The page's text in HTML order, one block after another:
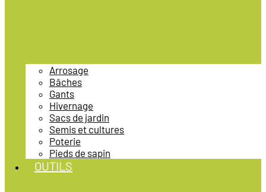
Arrosage
Bâches
Gants
Hivernage
Sacs de jardin
Semis et cultures
Poterie
Pieds de sapin
OUTILS